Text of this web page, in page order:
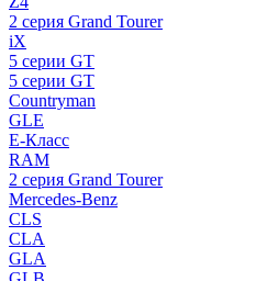
2 серия Grand Tourer
iX
5 серии GT
5 серии GT
Countryman
GLE
E-Класс
RAM
2 серия Grand Tourer
Mercedes-Benz
CLS
CLA
GLA